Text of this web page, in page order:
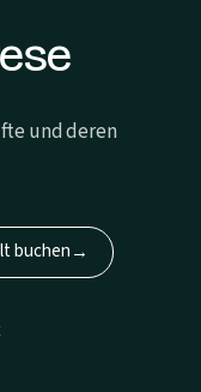
und deren
buchen →